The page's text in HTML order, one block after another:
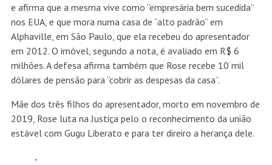
e afirma que a mesma vive como “empresária bem sucedida”
nos EUA, e que mora numa casa de “alto padrão” em
Alphaville, em São Paulo, que ela recebeu do apresentador
em 2012. O imóvel, segundo a nota, é avaliado em R$ 6
milhões. A defesa afirma também que Rose recebe 10 mil
dólares de pensão para “cobrir as despesas da casa”.
Mãe dos três filhos do apresentador, morto em novembro de
2019, Rose luta na Justiça pelo o reconhecimento da união
estável com Gugu Liberato e para ter direiro a herança dele.